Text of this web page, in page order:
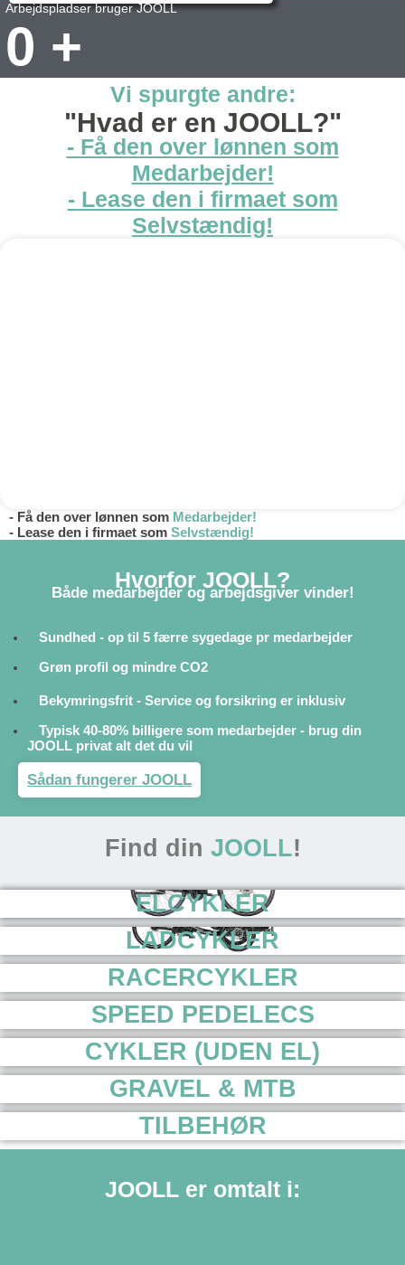
Arbejdspladser bruger JOOLL
0 +
Vi spurgte andre:
"Hvad er en JOOLL?"
- Få den over lønnen som
Medarbejder!
- Lease den i firmaet som
Selvstændig!
- Få den over lønnen som Medarbejder!
- Lease den i firmaet som Selvstændig!
Hvorfor JOOLL?
Både medarbejder og arbejdsgiver vinder!
Sundhed - op til 5 færre sygedage pr medarbejder
Grøn profil og mindre CO2
Bekymringsfrit - Service og forsikring er inklusiv
Typisk 40-80% billigere som medarbejder - brug din
JOOLL privat alt det du vil
Sådan fungerer JOOLL
Find din JOOLL!
ELCYKLER
LADCYKLER
RACERCYKLER
SPEED PEDELECS
CYKLER (UDEN EL)
GRAVEL & MTB
TILBEHØR
JOOLL er omtalt i: